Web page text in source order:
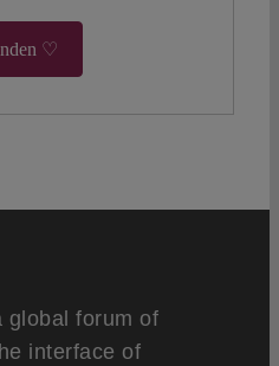
♡
global forum of
interface of